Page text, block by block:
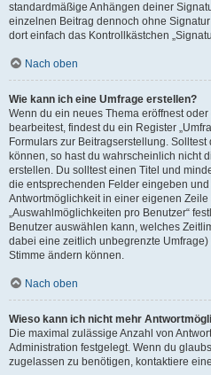
standardmäßige Anhängen deiner
einzelnen Beitrag dennoch ohne
dort einfach das Kontrollkästchen
Nach oben
Wie kann ich eine Umfrage erstellen?
Wenn du ein neues Thema eröffnest
bearbeitest, findest du ein Register
Formulars zur Beitragserstellung.
können, so hast du wahrscheinlich nicht
erstellen. Du solltest einen Titel und
die entsprechenden Felder eingeben
Antwortmöglichkeit in einer eigenen
„Auswahlmöglichkeiten pro Benutzer“
Benutzer auswählen kann, welches
dabei eine zeitlich unbegrenzte
Stimme ändern können.
Nach oben
Wieso kann ich nicht mehr
Die maximal zulässige Anzahl von
Administration festgelegt. Wenn du
zugelassen zu benötigen, kontaktiere